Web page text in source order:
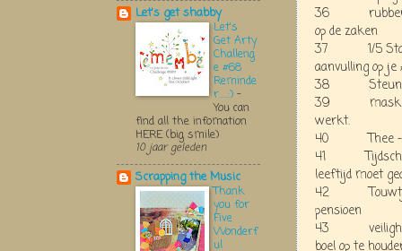
36 rubber
op de zaken
37 1/5
aanvulling op
38
39
werkt.
40 Thee -
41 Tijdschrift
leeftijd moet
42 Touwtje -
pensioen
43
boel op te
Let's get shabby
Let's
Get Arty
Challeng
e #68
Reminde
r.....:) -
You can
find all the infomation
HERE (big smile)
10 jaar geleden
Scrapping the Music
Thank
you for
Five
Wonderf
ul